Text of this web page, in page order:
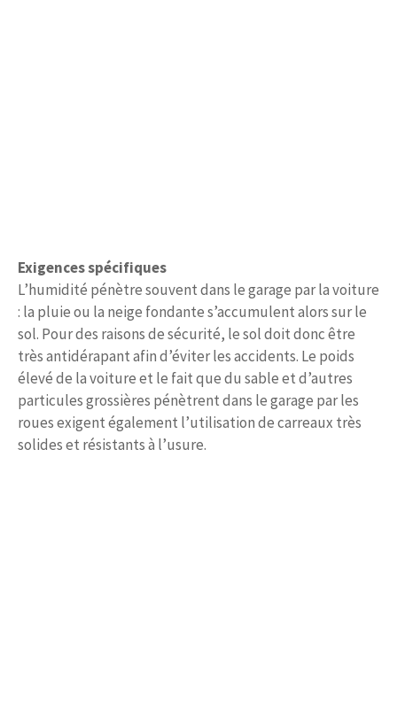
Exigences spécifiques
L’humidité pénètre souvent dans le garage par la voiture
: la pluie ou la neige fondante s’accumulent alors sur le
sol. Pour des raisons de sécurité, le sol doit donc être
très antidérapant afin d’éviter les accidents. Le poids
élevé de la voiture et le fait que du sable et d’autres
particules grossières pénètrent dans le garage par les
roues exigent également l’utilisation de carreaux très
solides et résistants à l’usure.